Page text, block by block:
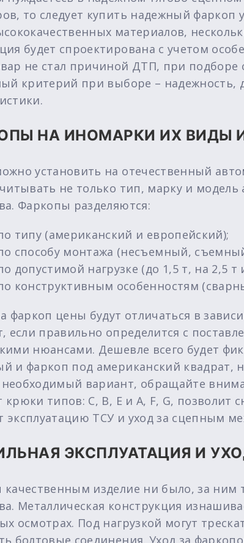
то следует купить надежный
материалов,
будет спроектирована с учетом
не стал причиной ДТП, при подборе
критерий при выборе – надежность,
НА ИНОМАРКИ ИХ ВИДЫ
установить на отечественный
не только тип, марку и
Фаркопы разделяются:
типу (американский и европейский);
способу монтажа (несъемный,
допустимой нагрузке (до 1,5 т, на 2,5 т
конструктивным особенностям
фаркоп цены будут отличаться в
если правильно определится с
нюансами. Дешевле всего будет
и фаркоп под американский квадрат,
вариант, обращайте
крюки типов: C, B, E и A, F, G, позволит
эксплуатацию ТСУ и уход за сцепным
ЭКСПЛУАТАЦИЯ И
изделие ни было, за ним
Металлическая конструкция
осмотрах. Под нагрузкой могут